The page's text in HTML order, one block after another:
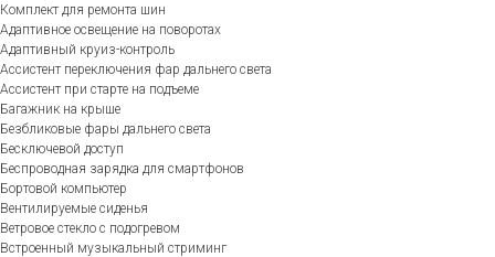
Комплект для ремонта шин
Адаптивное освещение на поворотах
Адаптивный круиз-контроль
Ассистент переключения фар дальнего света
Ассистент при старте на подъеме
Багажник на крыше
Безбликовые фары дальнего света
Бесключевой доступ
Беспроводная зарядка для смартфонов
Бортовой компьютер
Вентилируемые сиденья
Ветровое стекло с подогревом
Встроенный музыкальный стриминг